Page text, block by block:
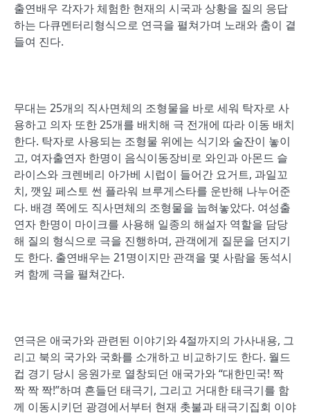
출연배우 각자가 체험한 현재의 시국과 상황을 질의 응답
하는 다큐멘터리형식으로 연극을 펼쳐가며 노래와 춤이 곁
들여 진다.
무대는 25개의 직사면체의 조형물을 바로 세워 탁자로 사
용하고 의자 또한 25개를 배치해 극 전개에 따라 이동 배치
한다. 탁자로 사용되는 조형물 위에는 식기와 술잔이 놓이
고, 여자출연자 한명이 음식이동장비로 와인과 아몬드 슬
라이스와 크렌베리 아가베 시럽이 들어간 요거트, 과일꼬
치, 깻잎 페스토 썬 플라워 브루게스타를 운반해 나누어준
다. 배경 쪽에도 직사면체의 조형물을 눕혀놓았다. 여성출
연자 한명이 마이크를 사용해 일종의 해설자 역할을 담당
해 질의 형식으로 극을 진행하며, 관객에게 질문을 던지기
도 한다. 출연배우는 21명이지만 관객을 몇 사람을 동석시
켜 함께 극을 펼쳐간다.
연극은 애국가와 관련된 이야기와 4절까지의 가사내용, 그
리고 북의 국가와 국화를 소개하고 비교하기도 한다. 월드
컵 경기 당시 응원가로 열창되던 애국가와 “대한민국! 짝
짝 짝 짝!”하며 흔들던 태극기, 그리고 거대한 태극기를 함
께 이동시키던 광경에서부터 현재 촛불과 태극기집회 이야